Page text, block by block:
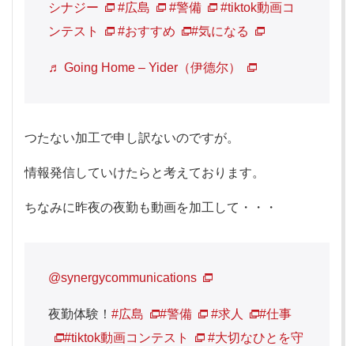
シナジー
#広島 #警備
#tiktok動画コ
ンテスト
#おすすめ #気になる
♬ Going Home – Yider（伊德尔）
つたない加工で申し訳ないのですが。
情報発信していけたらと考えております。
ちなみに昨夜の夜勤も動画を加工して・・・
@synergycommunications
夜勤体験！ #広島 #警備 #求人
#仕事
#tiktok動画コンテスト
#大切なひとを守